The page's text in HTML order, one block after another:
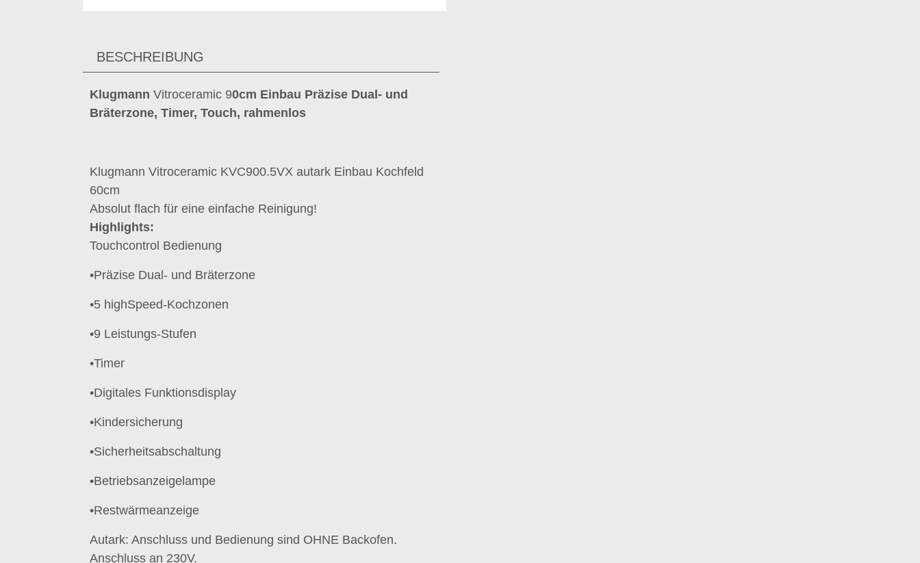
BESCHREIBUNG
KlugmannVitroceramic 90cm Einbau Präzise Dual- und
Bräterzone,Timer, Touch, rahmenlos
Klugmann Vitroceramic KVC900.5VX autark Einbau Kochfeld
60cm
Absolut flach für eine einfache Reinigung!
Highlights:
Touchcontrol Bedienung
•Präzise Dual- und Bräterzone
•5 highSpeed-Kochzonen
•9 Leistungs-Stufen
•Timer
•Digitales Funktionsdisplay
•Kindersicherung
•Sicherheitsabschaltung
•Betriebsanzeigelampe
•Restwärmeanzeige
Autark: Anschluss und Bedienung sind OHNE Backofen.
Anschluss an 230V.